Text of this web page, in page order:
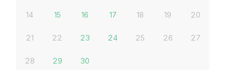
14 15 16 17 18 19 20
21 22 23 24 25 26 27
28 29 30